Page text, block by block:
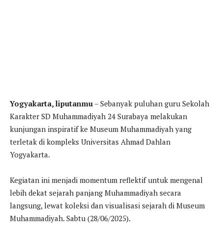
Yogyakarta, liputanmu – Sebanyak puluhan guru Sekolah
Karakter SD Muhammadiyah 24 Surabaya melakukan
kunjungan inspiratif ke Museum Muhammadiyah yang
terletak di kompleks Universitas Ahmad Dahlan
Yogyakarta.
Kegiatan ini menjadi momentum reflektif untuk mengenal
lebih dekat sejarah panjang Muhammadiyah secara
langsung, lewat koleksi dan visualisasi sejarah di Museum
Muhammadiyah. Sabtu (28/06/2025).